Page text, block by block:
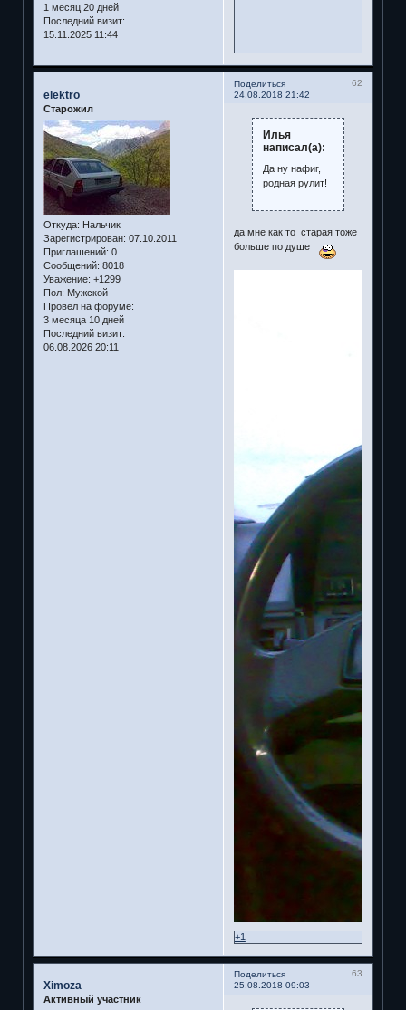
1 месяц 20 дней
Последний визит:
15.11.2025 11:44
Поделиться
62
24.08.2018 21:42
elektro
Старожил
Откуда: Нальчик
Зарегистрирован: 07.10.2011
Приглашений: 0
Сообщений: 8018
Уважение: +1299
Пол: Мужской
Провел на форуме:
3 месяца 10 дней
Последний визит:
06.08.2026 20:11
Илья
написал(а):
Да ну нафиг,
родная рулит!
да мне как то старая тоже
больше по душе
+1
Поделиться
63
25.08.2018 09:03
Ximoza
Активный участник